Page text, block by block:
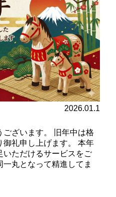
2026.01.1
ざいます。 旧年中は格
御礼申し上げます。 本年
いただけるサービスをご
丸となって精進してま